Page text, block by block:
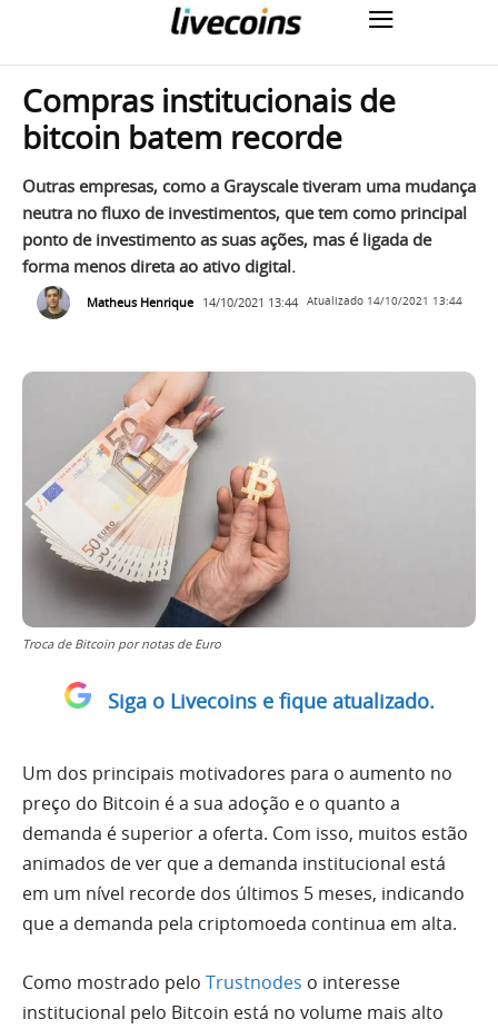
Compras institucionais de
bitcoin batem recorde
Outras empresas, como a Grayscale tiveram uma mudança
neutra no fluxo de investimentos, que tem como principal
ponto de investimento as suas ações, mas é ligada de
forma menos direta ao ativo digital.
Matheus Henrique 14/10/2021 13:44 Atualizado 14/10/2021 13:44
Troca de Bitcoin por notas de Euro
Siga o Livecoins e fique atualizado.
Um dos principais motivadores para o aumento no
preço do Bitcoin é a sua adoção e o quanto a
demanda é superior a oferta. Com isso, muitos estão
animados de ver que a demanda institucional está
em um nível recorde dos últimos 5 meses, indicando
que a demanda pela criptomoeda continua em alta.
Como mostrado pelo Trustnodes o interesse
institucional pelo Bitcoin está no volume mais alto